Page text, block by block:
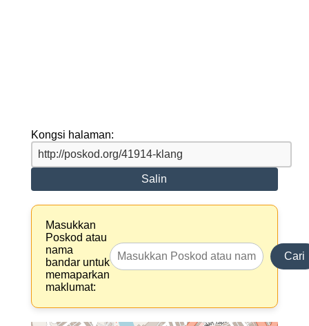
Kongsi halaman:
Salin
Masukkan
Poskod atau
nama
bandar untuk
memaparkan
maklumat:
Cari